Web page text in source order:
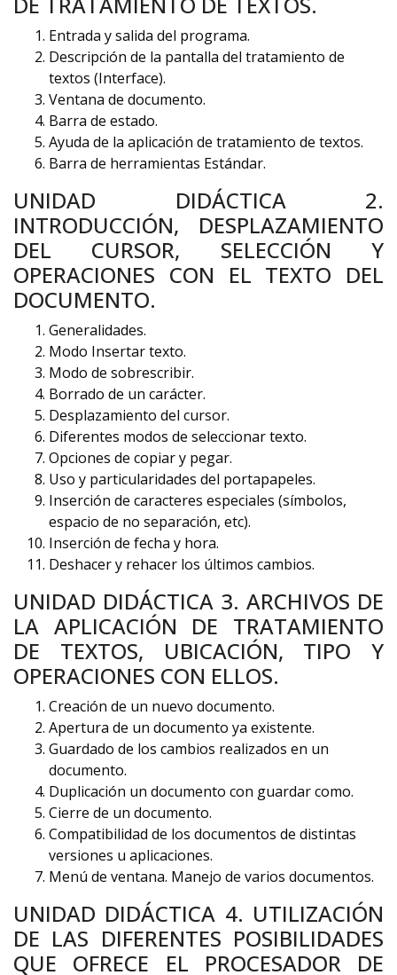
Entrada y salida del programa.
Descripción de la pantalla del tratamiento de
textos (Interface).
Ventana de documento.
Barra de estado.
Ayuda de la aplicación de tratamiento de textos.
Barra de herramientas Estándar.
UNIDAD DIDÁCTICA 2.
INTRODUCCIÓN, DESPLAZAMIENTO
DEL CURSOR, SELECCIÓN Y
OPERACIONES CON EL TEXTO DEL
DOCUMENTO.
Generalidades.
Modo Insertar texto.
Modo de sobrescribir.
Borrado de un carácter.
Desplazamiento del cursor.
Diferentes modos de seleccionar texto.
Opciones de copiar y pegar.
Uso y particularidades del portapapeles.
Inserción de caracteres especiales (símbolos,
espacio de no separación, etc).
Inserción de fecha y hora.
Deshacer y rehacer los últimos cambios.
UNIDAD DIDÁCTICA 3. ARCHIVOS DE
LA APLICACIÓN DE TRATAMIENTO
DE TEXTOS, UBICACIÓN, TIPO Y
OPERACIONES CON ELLOS.
Creación de un nuevo documento.
Apertura de un documento ya existente.
Guardado de los cambios realizados en un
documento.
Duplicación un documento con guardar como.
Cierre de un documento.
Compatibilidad de los documentos de distintas
versiones u aplicaciones.
Menú de ventana. Manejo de varios documentos.
UNIDAD DIDÁCTICA 4. UTILIZACIÓN
DE LAS DIFERENTES POSIBILIDADES
QUE OFRECE EL PROCESADOR DE